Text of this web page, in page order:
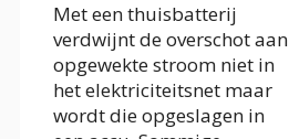
Met een thuisbatterij
verdwijnt de overschot aan
opgewekte stroom niet in
het elektriciteitsnet maar
wordt die opgeslagen in